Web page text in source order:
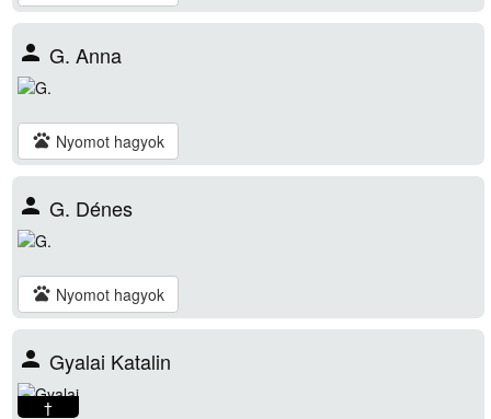
person G. Anna
pets Nyomot hagyok
person G. Dénes
pets Nyomot hagyok
person Gyalai Katalin
†